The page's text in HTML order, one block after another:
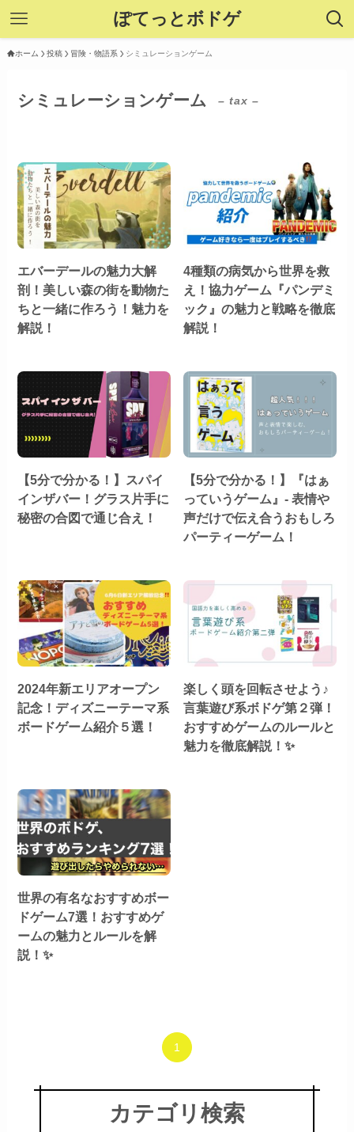
ぽてっとボドゲ
ホーム 投稿 冒険・物語系 シミュレーションゲーム
シミュレーションゲーム – tax –
エバーデールの魅力大解
剖！美しい森の街を動物た
ちと一緒に作ろう！魅力を
解説！
4種類の病気から世界を救
え！協力ゲーム『パンデミ
ック』の魅力と戦略を徹底
解説！
【5分で分かる！】スパイ
インザバー！グラス片手に
秘密の合図で通じ合え！
【5分で分かる！】『はぁ
っていうゲーム』- 表情や
声だけで伝え合うおもしろ
パーティーゲーム！
2024年新エリアオープン
記念！ディズニーテーマ系
ボードゲーム紹介５選！
楽しく頭を回転させよう♪
言葉遊び系ボドゲ第２弾！
おすすめゲームのルールと
魅力を徹底解説！✨
世界の有名なおすすめボー
ドゲーム7選！おすすめゲ
ームの魅力とルールを解
説！✨
1
カテゴリ検索